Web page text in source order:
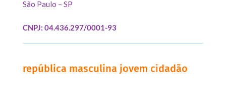
São Paulo – SP
CNPJ: 04.436.297/0001-93
república masculina jovem cidadão